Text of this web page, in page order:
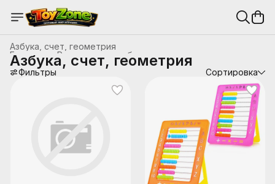
Азбука, счет, геометрия
Развивающие, обучающие игрушки
Главная
Азбука, счет, геометрия
Фильтры Сортировка